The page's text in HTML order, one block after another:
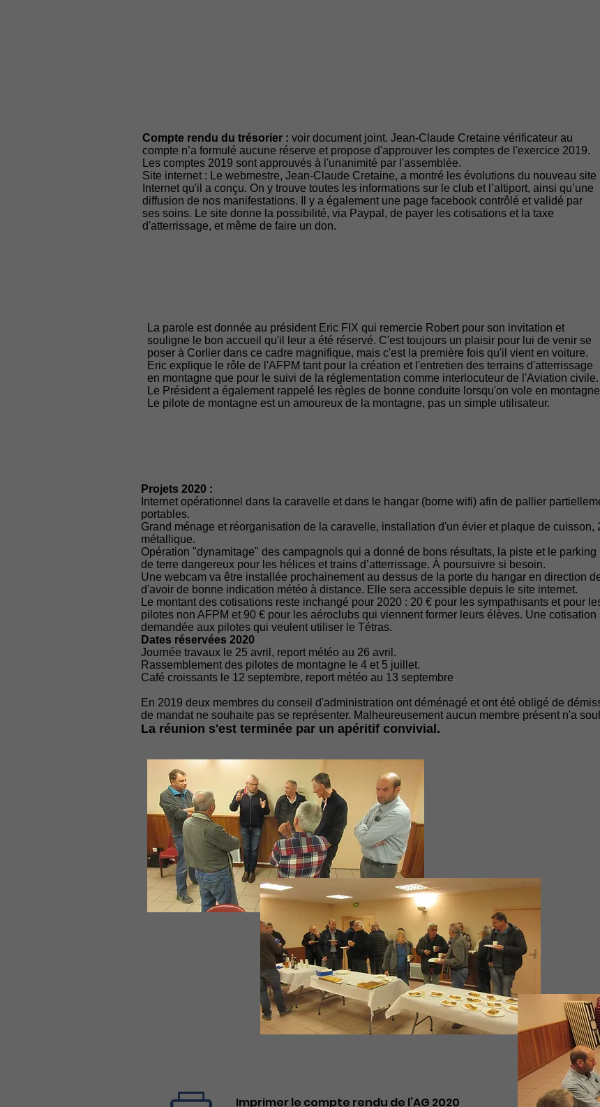
Compte rendu du trésorier : voir document joint. Jean-Claude Cretaine vérificateur au
compte n’a formulé aucune réserve et propose d'approuver les comptes de l'exercice 2019.
Les comptes 2019 sont approuvés à l'unanimité par l'assemblée.
Site internet : Le webmestre, Jean-Claude Cretaine, a montré les évolutions du nouveau site
Internet qu'il a conçu. On y trouve toutes les informations sur le club et l’altiport, ainsi qu’une
diffusion de nos manifestations. Il y a également une page facebook contrôlé et validé par
ses soins. Le site donne la possibilité, via Paypal, de payer les cotisations et la taxe
d'atterrissage, et même de faire un don.
La parole est donnée au président Eric FIX qui remercie Robert pour son invitation et
souligne le bon accueil qu'il leur a été réservé. C'est toujours un plaisir pour lui de venir se
poser à Corlier dans ce cadre magnifique, mais c'est la première fois qu'il vient en voiture.
Eric explique le rôle de l'AFPM tant pour la création et l'entretien des terrains d'atterrissage
en montagne que pour le suivi de la réglementation comme interlocuteur de l'Aviation civile.
Le Président a également rappelé les règles de bonne conduite lorsqu'on vole en
Le pilote de montagne est un amoureux de la montagne, pas un simple utilisateur.
Projets 2020 :
Internet opérationnel dans la caravelle et dans le hangar (borne wifi) afin de pallier
portables.
Grand ménage et réorganisation de la caravelle, installation d'un évier et plaque de cuisson,
métallique.
Opération "dynamitage" des campagnols qui a donné de bons résultats, la piste et le
de terre dangereux pour les hélices et trains d’atterrissage. À poursuivre si besoin.
Une webcam va être installée prochainement au dessus de la porte du hangar en direction
d'avoir de bonne indication météo à distance. Elle sera accessible depuis le site internet.
Le montant des cotisations reste inchangé pour 2020 : 20 € pour les sympathisants et pour
pilotes non AFPM et 90 € pour les aéroclubs qui viennent former leurs élèves. Une
demandée aux pilotes qui veulent utiliser le Tétras.
Dates réservées 2020
Journée travaux le 25 avril, report météo au 26 avril.
Rassemblement des pilotes de montagne le 4 et 5 juillet.
Café croissants le 12 septembre, report météo au 13 septembre
En 2019 deux membres du conseil d'administration ont déménagé et ont été obligé de
de mandat ne souhaite pas se représenter. Malheureusement aucun membre présent n'a
La réunion s'est terminée par un apéritif convivial.
Imprimer le compte rendu de l’AG 2020